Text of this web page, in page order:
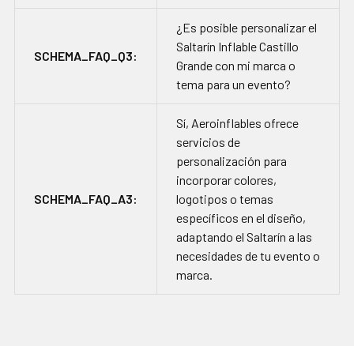
SCHEMA_FAQ_Q3:
¿Es posible personalizar el
Saltarín Inflable Castillo
Grande con mi marca o
tema para un evento?
SCHEMA_FAQ_A3:
Sí, Aeroinflables ofrece
servicios de
personalización para
incorporar colores,
logotipos o temas
específicos en el diseño,
adaptando el Saltarín a las
necesidades de tu evento o
marca.